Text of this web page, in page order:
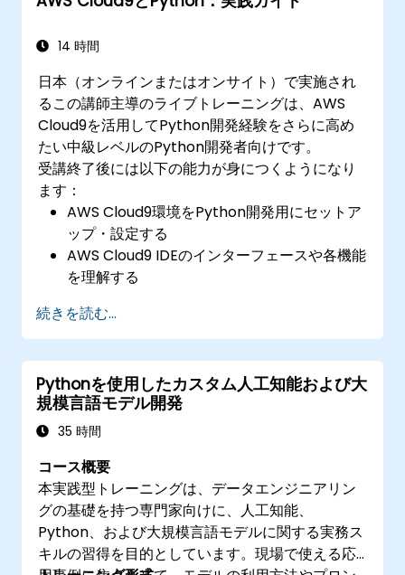
を活用した実践的なAI開発の進め方も解説しま
モデルを構築し、アルゴリズムの限界を正しく評
価するとともに、現実世界の問題解決に役立つ応
用プロジェクトを完成させることができるように
なります。
14 時間
日本（オンラインまたはオンサイト）で実施され
るこの講師主導のライブトレーニングは、AWS
Cloud9を活用してPython開発経験をさらに高め
たい中級レベルのPython開発者向けです。
受講終了後には以下の能力が身につくようになり
ます：
AWS Cloud9環境をPython開発用にセットア
ップ・設定する
AWS Cloud9 IDEのインターフェースや各機能
を理解する
作成・デバッグ・デプロイする
AWS Cloud9プラットフォームを活用して他
の開発者と共同作業を行う
高度なデプロイ用途としてAWS Cloud9を他
のAWSサービスと連携させる
続きを読む...
Pythonを使用したカスタム人工知能および大
規模言語モデル開発
35 時間
コース概要
本実践型トレーニングは、データエンジニアリン
グの基礎を持つ専門家向けに、人工知能、
Python、および大規模言語モデルに関する実務ス
キルの習得を目的としています。現場で使える応